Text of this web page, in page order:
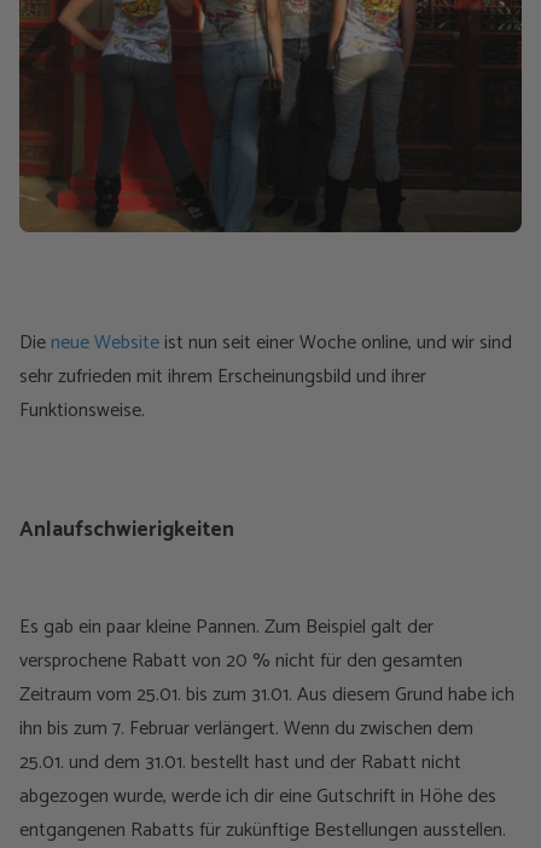
Dieneue Websiteist nun seit einer Woche online, und wir sind
sehr zufrieden mit ihrem Erscheinungsbild und ihrer
Funktionsweise.
Anlaufschwierigkeiten
Es gab ein paar kleine Pannen. Zum Beispiel galt der
versprochene Rabatt von 20 % nicht für den gesamten
Zeitraum vom 25.01. bis zum 31.01. Aus diesem Grund habe ich
ihn bis zum 7. Februar verlängert. Wenn du zwischen dem
25.01. und dem 31.01. bestellt hast und der Rabatt nicht
abgezogen wurde, werde ich dir eine Gutschrift in Höhe des
entgangenen Rabatts für zukünftige Bestellungen ausstellen.